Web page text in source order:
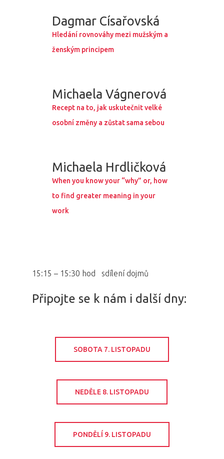
Dagmar Císařovská
Hledání rovnováhy mezi mužským a
ženským principem
Michaela Vágnerová
Recept na to, jak uskutečnit velké
osobní změny a zůstat sama sebou
Michaela Hrdličková
When you know your “why” or, how
to find greater meaning in your
work
15:15 – 15:30 hod sdílení dojmů
Připojte se k nám i další dny:
SOBOTA 7. LISTOPADU
NEDĚLE 8. LISTOPADU
PONDĚLÍ 9. LISTOPADU
Program 27.3.
Aktuality
Vstupenky